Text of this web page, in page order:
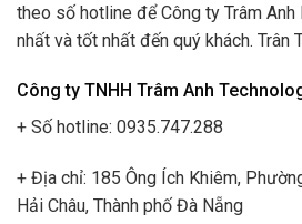
theo số hotline để Công ty Trâm
nhất và tốt nhất đến quý khách. Trân
Công ty TNHH Trâm Anh
+ Số hotline: 0935.747.288
+ Địa chỉ: 185 Ông Ích Khiêm,
Hải Châu, Thành phố Đà Nẵng